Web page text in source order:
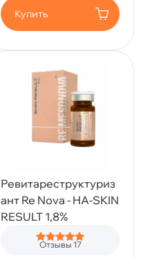
Купить
Ревитареструктуриз
ант Re Nova - HA-SKIN
RESULT 1,8%
Отзывы 17